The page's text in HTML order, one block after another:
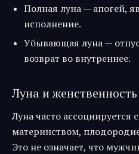
Полная луна — апогей,
исполнение.
Убывающая луна —
возврат во внутреннее.
Луна и женственность
Луна часто ассоциируется
материнством,
Это не означает, что